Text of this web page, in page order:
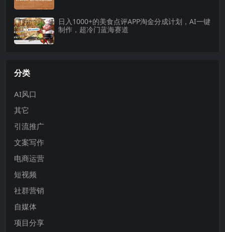
日入1000+的美食点评APP淘金分成计划，AI一键
制作，超冷门蓝海赛道
分类
AI风口
其它
引流推广
文案写作
电商运营
短视频
社群营销
自媒体
项目分享